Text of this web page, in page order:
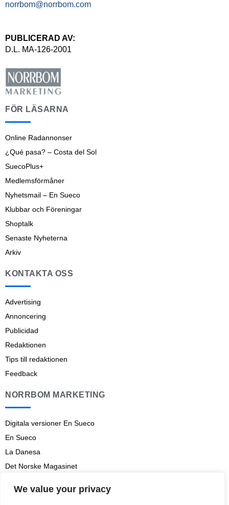
We value your privacy
norrbom@norrbom.com
PUBLICERAD AV:
D.L. MA-126-2001
FÖR LÄSARNA
Online Radannonser
¿Qué pasa? – Costa del Sol
SuecoPlus+
Medlemsförmåner
Nyhetsmail – En Sueco
Klubbar och Föreningar
Shoptalk
Senaste Nyheterna
Arkiv
KONTAKTA OSS
Advertising
Annoncering
Publicidad
Redaktionen
Tips till redaktionen
Feedback
NORRBOM MARKETING
Digitala versioner En Sueco
En Sueco
La Danesa
Det Norske Magasinet
Aviso legal